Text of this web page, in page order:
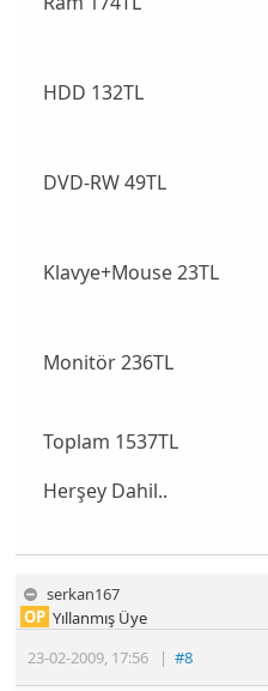
HDD 132TL
DVD-RW 49TL
Klavye+Mouse 23TL
Monitör 236TL
Toplam 1537TL
Herşey Dahil..
serkan167
23-02-2009, 17:56 |#8
OP Yıllanmış Üye